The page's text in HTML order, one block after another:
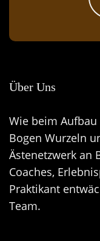
Über Uns
Wie beim
Bogen Wurzeln
Ästenetzwerk an
Coaches,
Praktikant
Team.